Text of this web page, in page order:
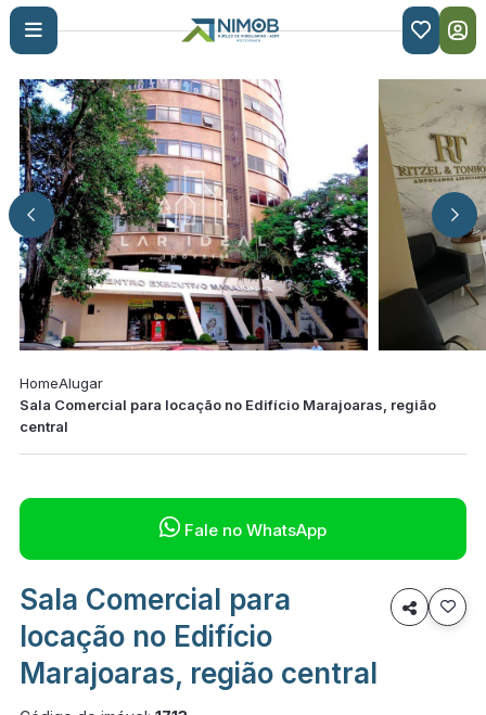

HomeAlugar
Sala Comercial para locação no Edifício Marajoaras, região
central
 Fale no WhatsApp
Sala Comercial para
locação no Edifício
Marajoaras, região central
